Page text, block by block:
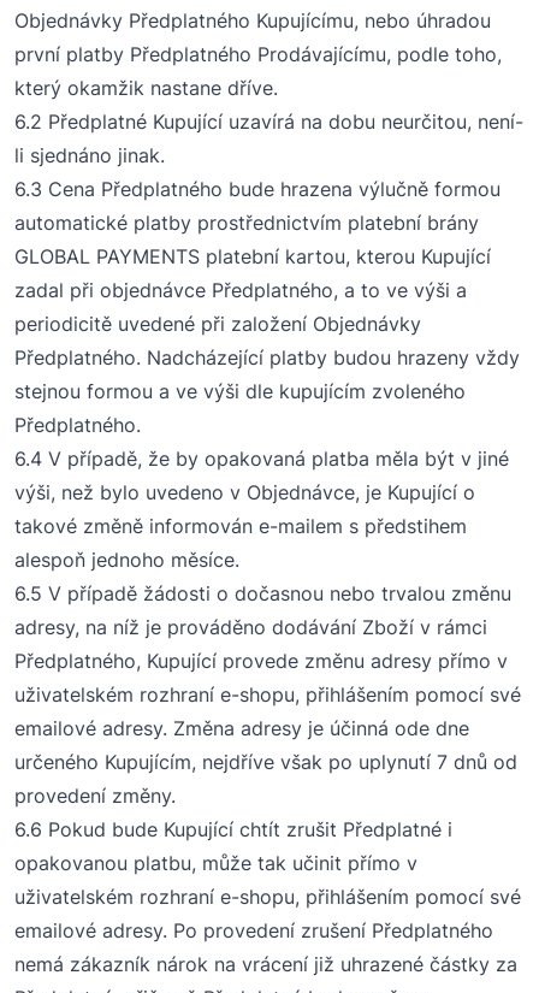
Objednávky Předplatného Kupujícímu, nebo úhradou
první platby Předplatného Prodávajícímu, podle toho,
který okamžik nastane dříve.
6.2 Předplatné Kupující uzavírá na dobu neurčitou, není-
li sjednáno jinak.
6.3 Cena Předplatného bude hrazena výlučně formou
automatické platby prostřednictvím platební brány
GLOBAL PAYMENTS platební kartou, kterou Kupující
zadal při objednávce Předplatného, a to ve výši a
periodicitě uvedené při založení Objednávky
Předplatného. Nadcházející platby budou hrazeny vždy
stejnou formou a ve výši dle kupujícím zvoleného
Předplatného.
6.4 V případě, že by opakovaná platba měla být v jiné
výši, než bylo uvedeno v Objednávce, je Kupující o
takové změně informován e-mailem s předstihem
alespoň jednoho měsíce.
6.5 V případě žádosti o dočasnou nebo trvalou změnu
adresy, na níž je prováděno dodávání Zboží v rámci
Předplatného, Kupující provede změnu adresy přímo v
uživatelském rozhraní e-shopu, přihlášením pomocí své
emailové adresy. Změna adresy je účinná ode dne
určeného Kupujícím, nejdříve však po uplynutí 7 dnů od
provedení změny.
6.6 Pokud bude Kupující chtít zrušit Předplatné i
opakovanou platbu, může tak učinit přímo v
uživatelském rozhraní e-shopu, přihlášením pomocí své
emailové adresy. Po provedení zrušení Předplatného
nemá zákazník nárok na vrácení již uhrazené částky za